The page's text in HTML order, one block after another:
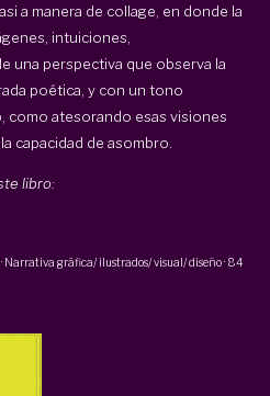
a manera de collage, en donde la
intuiciones,
una perspectiva que observa la
poética, y con un tono
como atesorando esas visiones
capacidad de asombro.
libro:
Narrativa gráfica/ ilustrados/ visual/ diseño· 84